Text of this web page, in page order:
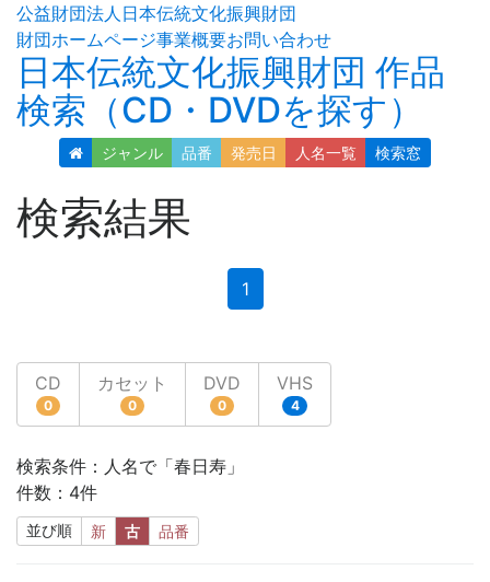
公益財団法人日本伝統文化振興財団
財団ホームページ事業概要お問い合わせ
日本伝統文化振興財団 作品
検索（CD・DVDを探す）
ジャンル 品番 発売日 人名一覧 検索窓
検索結果
1(current)
CD
0
カセット
0
DVD
0
VHS
4
検索条件：人名で「春日寿」
件数：4件
並び順 新 古 品番